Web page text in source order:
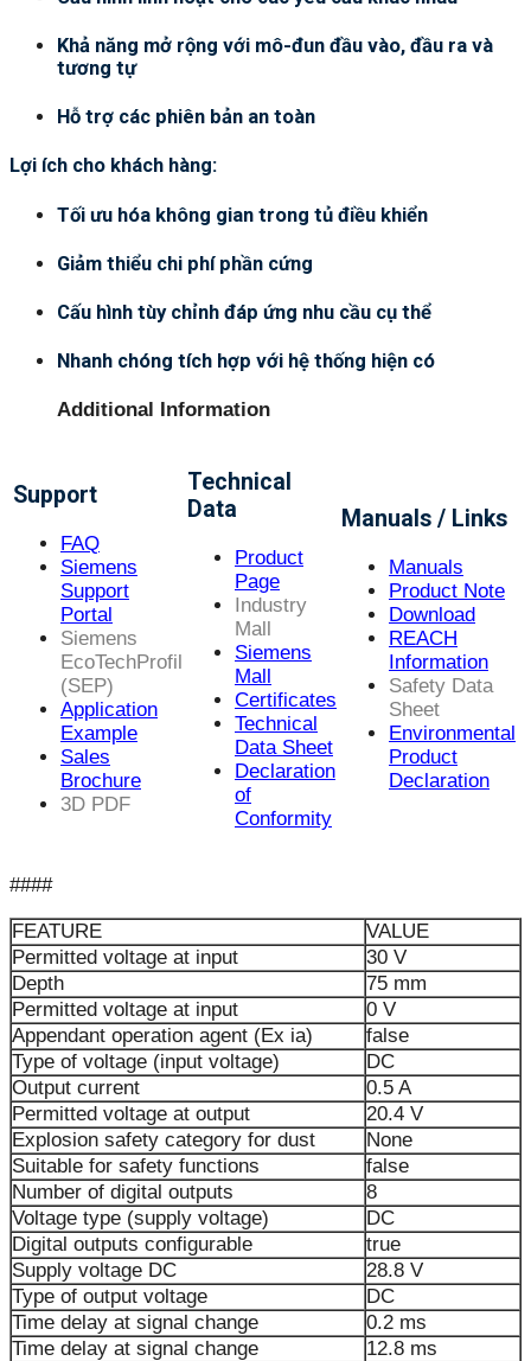
Khả năng mở rộng với mô-đun đầu vào, đầu ra và
tương tự
Hỗ trợ các phiên bản an toàn
Lợi ích cho khách hàng:
Tối ưu hóa không gian trong tủ điều khiển
Giảm thiểu chi phí phần cứng
Cấu hình tùy chỉnh đáp ứng nhu cầu cụ thể
Nhanh chóng tích hợp với hệ thống hiện có
Additional Information
Support
FAQ
Siemens
Support
Portal
Siemens
EcoTechProfil
(SEP)
Application
Example
Sales
Brochure
3D PDF
Technical
Data
Product
Page
Industry
Mall
Siemens
Mall
Certificates
Technical
Data Sheet
Declaration
of
Conformity
Manuals / Links
Manuals
Product Note
Download
REACH
Information
Safety Data
Sheet
Environmental
Product
Declaration
####
FEATURE
VALUE
Permitted voltage at input
30 V
Depth
75 mm
Permitted voltage at input
0 V
Appendant operation agent (Ex ia)
false
Type of voltage (input voltage)
DC
Output current
0.5 A
Permitted voltage at output
20.4 V
Explosion safety category for dust
None
Suitable for safety functions
false
Number of digital outputs
8
Voltage type (supply voltage)
DC
Digital outputs configurable
true
Supply voltage DC
28.8 V
Type of output voltage
DC
Time delay at signal change
0.2 ms
Time delay at signal change
12.8 ms